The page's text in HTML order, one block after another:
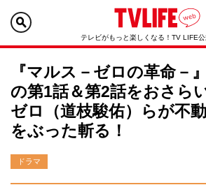
テレビがもっと楽しくなる！TV LIFE公
『マルス－ゼロの革命－
の第1話＆第2話をおさら
ゼロ（道枝駿佑）らが不
をぶった斬る！
ドラマ